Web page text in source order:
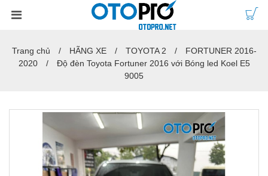
Trang chủ HÃNG XE TOYOTA 2
FORTUNER 2016-
2020
Độ đèn Toyota Fortuner 2016 với Bóng led Koel E5
9005